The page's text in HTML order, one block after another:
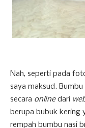
Nah, seperti pada
saya maksud.
secara onlinedari
berupa bubuk kering
rempah bumbu nasi